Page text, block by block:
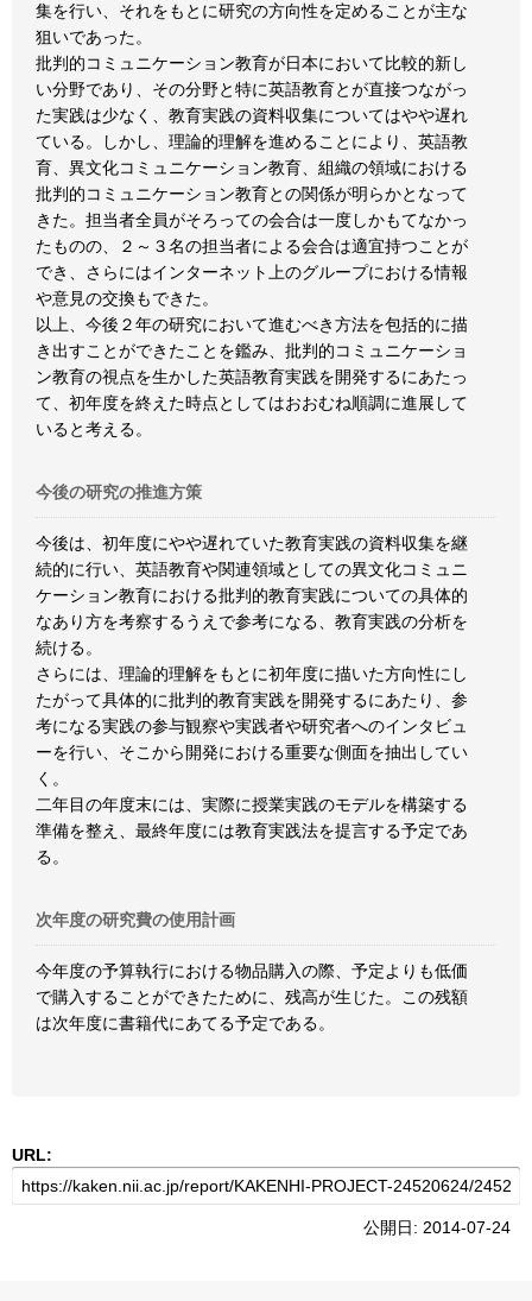
集を行い、それをもとに研究の方向性を定めることが主な
狙いであった。
批判的コミュニケーション教育が日本において比較的新し
い分野であり、その分野と特に英語教育とが直接つながっ
た実践は少なく、教育実践の資料収集についてはやや遅れ
ている。しかし、理論的理解を進めることにより、英語教
育、異文化コミュニケーション教育、組織の領域における
批判的コミュニケーション教育との関係が明らかとなって
きた。担当者全員がそろっての会合は一度しかもてなかっ
たものの、２～３名の担当者による会合は適宜持つことが
でき、さらにはインターネット上のグループにおける情報
や意見の交換もできた。
以上、今後２年の研究において進むべき方法を包括的に描
き出すことができたことを鑑み、批判的コミュニケーショ
ン教育の視点を生かした英語教育実践を開発するにあたっ
て、初年度を終えた時点としてはおおむね順調に進展して
いると考える。
今後の研究の推進方策
今後は、初年度にやや遅れていた教育実践の資料収集を継
続的に行い、英語教育や関連領域としての異文化コミュニ
ケーション教育における批判的教育実践についての具体的
なあり方を考察するうえで参考になる、教育実践の分析を
続ける。
さらには、理論的理解をもとに初年度に描いた方向性にし
たがって具体的に批判的教育実践を開発するにあたり、参
考になる実践の参与観察や実践者や研究者へのインタビュ
ーを行い、そこから開発における重要な側面を抽出してい
く。
二年目の年度末には、実際に授業実践のモデルを構築する
準備を整え、最終年度には教育実践法を提言する予定であ
る。
次年度の研究費の使用計画
今年度の予算執行における物品購入の際、予定よりも低価
で購入することができたために、残高が生じた。この残額
は次年度に書籍代にあてる予定である。
URL:
公開日: 2014-07-24